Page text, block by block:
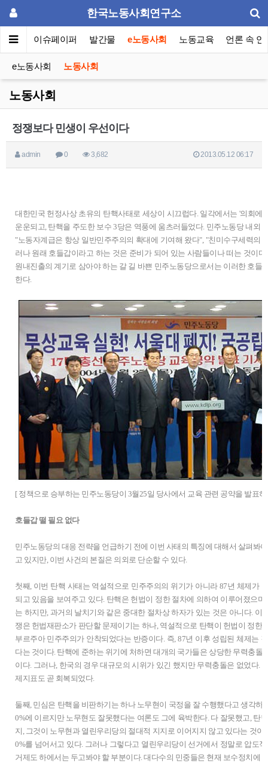
한국노동사회연구소
포럼 이슈페이퍼 발간물 e노동사회 노동교육 언론 속 연
e노동사회 노동사회
노동사회
정쟁보다 민생이 우선이다
admin 0 3,682 2013.05.12 06:17
대한민국 헌정사상 초유의 탄핵사태로 세상이 시끄럽다. 일각에서는 '의회에
운운되고, 탄핵을 주도한 보수 3당은 역풍에 움츠러들었다. 민주노동당 내외
"노동자계급은 항상 일반민주주의의 확대에 기여해 왔다", "친미수구세력의
러나 원래 호들갑이라고 하는 것은 준비가 되어 있는 사람들이나 떠는 것이
원내진출의 계기로 삼아야 하는 갈 길 바쁜 민주노동당으로서는 이러한 호들
한다.
[ 정책으로 승부하는 민주노동당이 3월25일 당사에서 교육 관련 공약을 발표
호들갑 떨 필요 없다
민주노동당의 대응 전략을 언급하기 전에 이번 사태의 특징에 대해서 살펴봐
고 있지만, 이번 사건의 본질은 의외로 단순할 수 있다.
첫째, 이번 탄핵 사태는 역설적으로 민주주의의 위기가 아니라 87년 체제가
되고 있음을 보여주고 있다. 탄핵은 헌법이 정한 절차에 의하여 이루어졌으
는 하지만, 과거의 날치기와 같은 중대한 절차상 하자가 있는 것은 아니다. 이
쟁은 헌법재판소가 판단할 문제이기는 하나, 역설적으로 탄핵이 헌법이 정한
부르주아 민주주의가 안착되었다는 반증이다. 즉, 87년 이후 성립된 체제는
다는 것이다. 탄핵에 준하는 위기에 처하면 대개의 국가들은 상당한 무력충돌
이다. 그러나, 한국의 경우 대규모의 시위가 있긴 했지만 무력충돌은 없었다.
제지표도 곧 회복되었다.
둘째, 민심은 탄핵을 비판하기는 하나 노무현이 국정을 잘 수행했다고 생각하
0%에 이르지만 노무현도 잘못했다는 여론도 그에 육박한다. 다 잘못했고, 탄
지, 그것이 노무현과 열린우리당의 절대적 지지로 이어지지 않고 있다는 것이
0%를 넘어서고 있다. 그러나 그렇다고 열린우리당이 선거에서 정말로 압도
거제도 하에서는 두고봐야 할 부분이다. 대다수의 민중들은 현재 보수정치에